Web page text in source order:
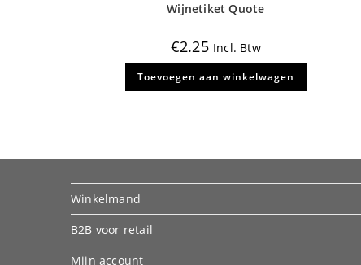
Wijnetiket Quote
€2.25 Incl. Btw
Toevoegen aan winkelwagen
Winkelmand
B2B voor retail
Mijn account